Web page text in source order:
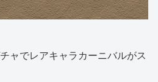
ャでレアキャラカーニバルがス